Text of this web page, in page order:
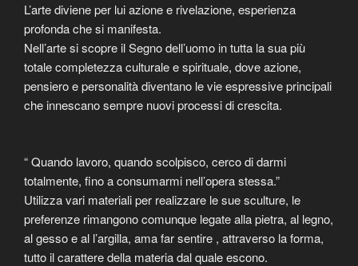
L’arte diviene per lui azione e rivelazione, esperienza
profonda che si manifesta.
Nell’arte si scopre il Segno dell’uomo in tutta la sua più
totale completezza culturale e spirituale, dove azione,
pensiero e personalità diventano le vie espressive principali
che innescano sempre nuovi processi di crescita.
“ Quando lavoro, quando scolpisco, cerco di darmi
totalmente, fino a consumarmi nell’opera stessa.”
Utilizza vari materiali per realizzare le sue sculture, le
preferenze rimangono comunque legate alla pietra, al legno,
al gesso e al l’argilla, ama far sentire , attraverso la forma,
tutto il carattere della materia dal quale escono.